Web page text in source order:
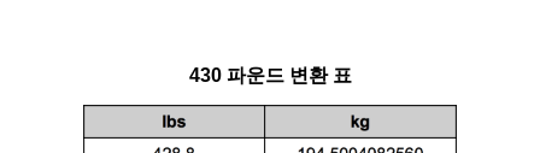
430 파운드 변환 표